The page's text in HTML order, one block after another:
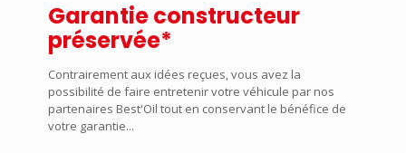
Garantie constructeur
préservée*
Contrairement aux idées reçues, vous avez la
possibilité de faire entretenir votre véhicule par nos
partenaires Best'Oil tout en conservant le bénéfice de
votre garantie...